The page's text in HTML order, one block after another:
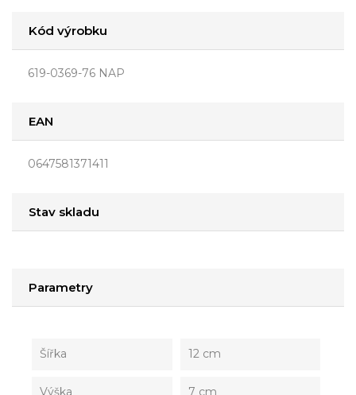
Kód výrobku
619-0369-76 NAP
EAN
0647581371411
Stav skladu
Parametry
Šířka 12 cm
Výška 7 cm